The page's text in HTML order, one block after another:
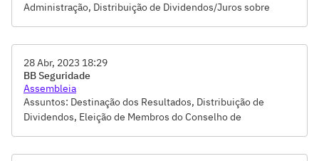
Administração, Distribuição de Dividendos/Juros sobre
Terrorismo
28 Abr, 2023 18:29
BB Seguridade
Assembleia
Assuntos: Destinação dos Resultados, Distribuição de
Dividendos, Eleição de Membros do Conselho de